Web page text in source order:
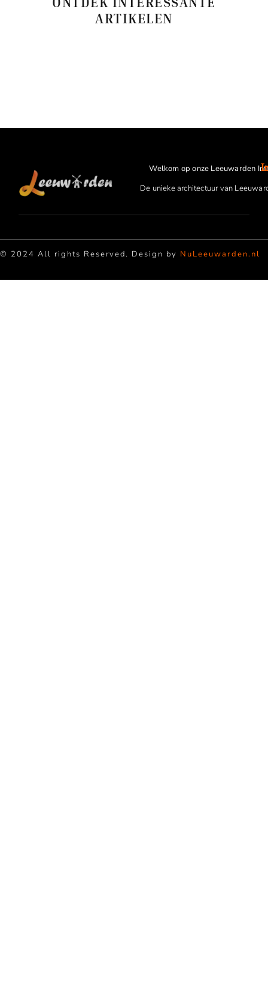
ARTIKELEN
Welkom op onze Leeuwarden
De unieke architectuur van
© 2024 All rights Reserved. Design by NuLeeuwarden.nl